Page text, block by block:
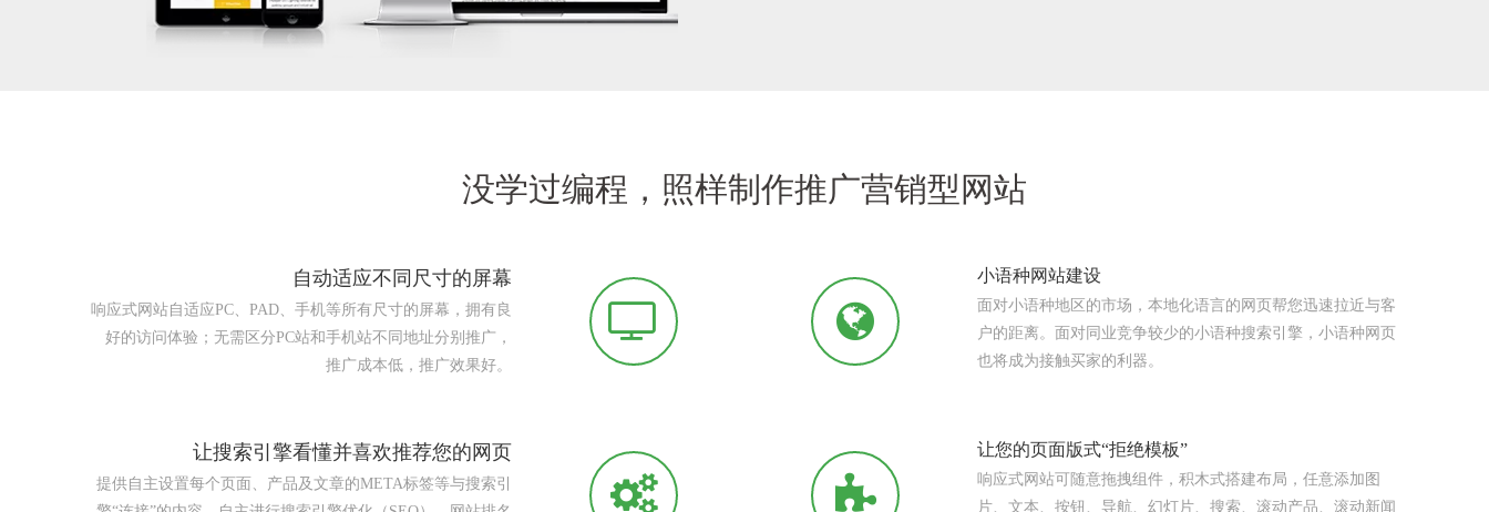
没学过编程，照样制作推广营销型网站
自动适应不同尺寸的屏幕
响应式网站自适应PC、PAD、手机等所有尺寸的屏幕，拥有良
好的访问体验；无需区分PC站和手机站不同地址分别推广，
推广成本低，推广效果好。
小语种网站建设
面对小语种地区的市场，本地化语言的网页帮您迅速拉近与客
户的距离。面对同业竞争较少的小语种搜索引擎，小语种网页
也将成为接触买家的利器。
让搜索引擎看懂并喜欢推荐您的网页
提供自主设置每个页面、产品及文章的META标签等与搜索引
让您的页面版式“拒绝模板”
响应式网站可随意拖拽组件，积木式搭建布局，任意添加图
片、文本、按钮、导航、幻灯片、搜索、滚动产品、滚动新闻